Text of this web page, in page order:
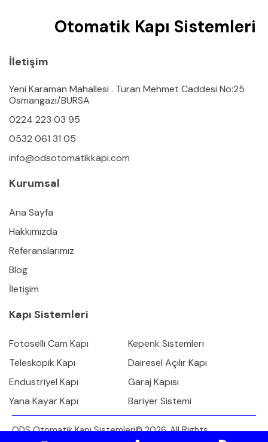
Otomatik Kapı Sistemleri
İletişim
Yeni Karaman Mahallesi . Turan Mehmet Caddesi No:25
Osmangazi/BURSA
0224 223 03 95
0532 061 31 05
info@odsotomatikkapi.com
Kurumsal
Ana Sayfa
Hakkımızda
Referanslarımız
Blog
İletişim
Kapı Sistemleri
Fotoselli Cam Kapı
Teleskopik Kapı
Endustriyel Kapı
Yana Kayar Kapı
Kepenk Sistemleri
Dairesel Açılır Kapı
Garaj Kapısı
Bariyer Sistemi
ODS Otomatik Kapı Sistemleri© 2026. All Rights